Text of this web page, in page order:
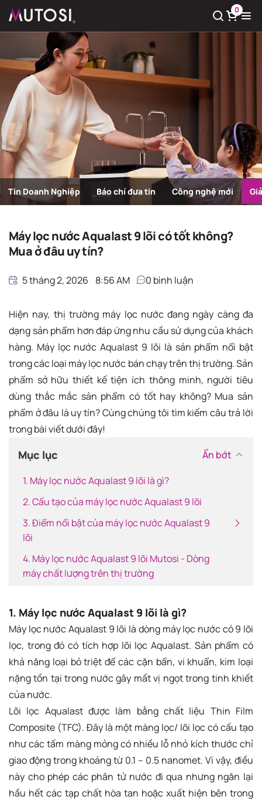
0
Có sản phẩm trong giỏ hàng
Trang chủ Giải pháp nước sạch
Tin Doanh Nghiệp Báo chí đưa tin Công nghệ mới
Máy lọc nước Aqualast 9 lõi có tốt không?
Mua ở đâu uy tín?
5 tháng 2, 2026 8:56 AM 0 bình luận
Hiện nay, thị trường máy lọc nước đang ngày càng đa
dạng sản phẩm hơn đáp ứng nhu cầu sử dụng của khách
hàng. Máy lọc nước Aqualast 9 lõi là sản phẩm nổi bật
trong các loại máy lọc nước bán chạy trên thị trường. Sản
phẩm sở hữu thiết kế tiện ích thông minh, người tiêu
dùng thắc mắc sản phẩm có tốt hay không? Mua sản
phẩm ở đâu là uy tín? Cùng chúng tôi tìm kiếm câu trả lời
trong bài viết dưới đây!
Mục lục
Ẩn bớt
1. Máy lọc nước Aqualast 9 lõi là gì?
2. Cấu tạo của máy lọc nước Aqualast 9 lõi
3. Điểm nổi bật của máy lọc nước Aqualast 9
lõi
4. Máy lọc nước Aqualast 9 lõi Mutosi - Dòng
máy chất lượng trên thị trường
1. Máy lọc nước Aqualast 9 lõi là gì?
Máy lọc nước Aqualast 9 lõi là dòng máy lọc nước có 9 lõi
lọc, trong đó có tích hợp lõi lọc Aqualast. Sản phẩm có
khả năng loại bỏ triệt để các cặn bẩn, vi khuẩn, kim loại
nặng tồn tại trong nước gây mất vị ngọt trong tinh khiết
của nước.
Lõi lọc Aqualast được làm bằng chất liệu Thin Film
Composite (TFC). Đây là một màng lọc/ lõi lọc có cấu tạo
như các tấm màng mỏng có nhiều lỗ nhỏ kích thước chỉ
giao động trong khoảng từ 0.1 – 0.5 nanomet. Vì vậy, điều
này cho phép các phân tử nước đi qua nhưng ngăn lại
hầu hết các tạp chất hòa tan hoặc xuất hiện bên trong